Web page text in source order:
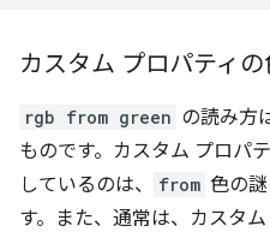
カスタム プロパティの
rgb from green の読み方
ものです。カスタム プロパ
しているのは、
from 色の
す。また、通常は、カスタ